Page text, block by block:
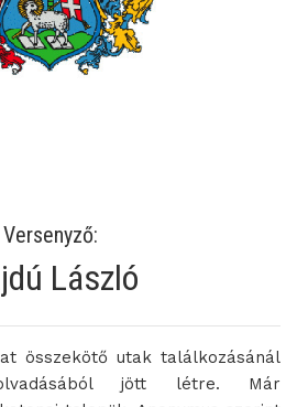
Versenyző:
László
összekötő utak találkozásánál
jött létre. Már